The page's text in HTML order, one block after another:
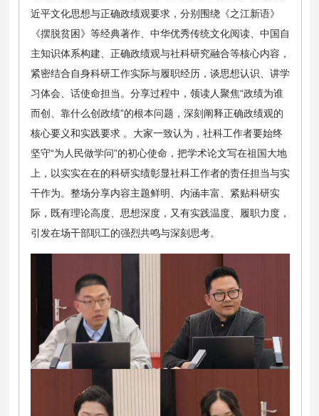
近平文化思想与正确政绩观要求，分别围绕《之江新语》
《摆脱贫困》等经典著作、中华优秀传统文化阅读、中国自
主知识体系构建、正确政绩观与社科研究融合等核心内容，
紧密结合自身科研工作实际与履职经历，谈思想认识、讲学
习体会、话使命担当。分享过程中，领读人聚焦“政绩为谁
而创、靠什么创政绩”的根本问题，深刻阐释正确政绩观的
核心要义和实践要求 。大家一致认为，社科工作者要始终
坚守“为人民做学问”的初心使命，把学术论文写在祖国大地
上，以实实在在的科研实绩彰显社科工作者的责任担当与实
干作为。整场分享内容主题鲜明、内涵丰富、紧贴科研实
际，既有理论高度、思想深度，又有实践温度、履职力度，
引发在场干部职工的强烈共鸣与深刻思考。